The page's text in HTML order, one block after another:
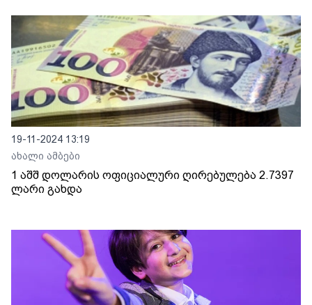
19-11-2024 13:19
ახალი ამბები
1 აშშ დოლარის ოფიციალური ღირებულება 2.7397
ლარი გახდა